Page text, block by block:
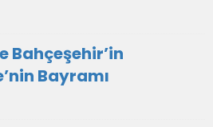
Bahçeşehir’in
Bayramı